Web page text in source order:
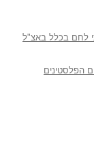
לחם בכלל באצ"ל
הפלסטינים